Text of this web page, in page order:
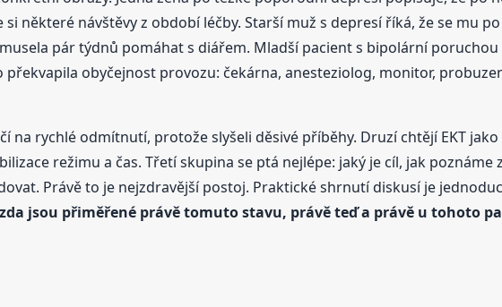
některé návštěvy z období léčby. Starší muž s depresí říká, že se mu po
pár týdnů pomáhat s diářem. Mladší pacient s bipolární poruchou
obyčejnost provozu: čekárna, anesteziolog, monitor,
na rychlé odmítnutí, protože slyšeli děsivé příběhy. Druzí chtějí EKT
režimu a čas. Třetí skupina se ptá nejlépe: jaký je cíl, jak
Právě to je nejzdravější postoj. Praktické shrnutí diskusí je
jsou přiměřené právě tomuto stavu, právě teď a právě u tohoto